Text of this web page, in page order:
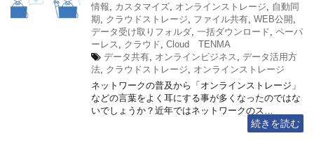
情報
カスタマイズ オンラインストレージ
自動同
期
クラウドストレージ ファイル共有 WEB公開
データ受け取りフォルダ 一括ダウンロード ペーパ
ーレス
クラウド Cloud TENMA
データ共有 オンラインビジネス
データ活用方
法 クラウドストレージ
オンラインストレージ
ネットワークの普及から「オンラインストレージ」
などの言葉をよく耳にする事が多くなったのではな
いでしょうか？近年ではネットワークのス…
続きを読む